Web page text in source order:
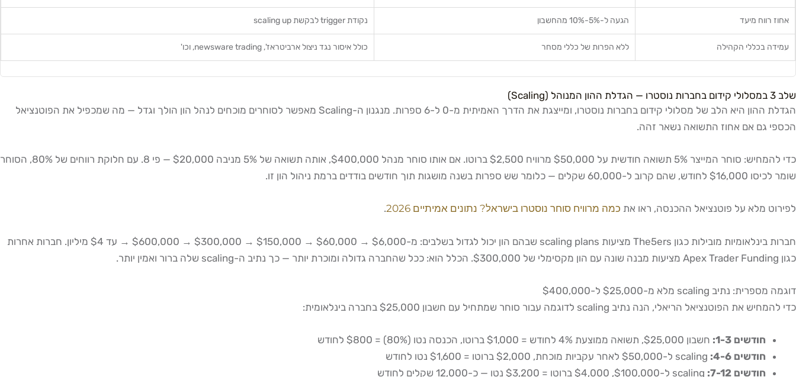
אחוז רווח מיעד הגעה ל-5%-10% מהחשבון נקודת trigger לבקשת scaling up
עמידה בכללי הקהילה ללא הפרות של כללי מסחר כולל איסור נגד ניצול ארביטראז', newsware trading, וכו'
שלב 3 במסלולי קידום בחברות נוסטרו — הגדלת ההון המנוהל (Scaling)
הגדלת ההון היא הלב של מסלולי קידום בחברות נוסטרו, ומייצגת את הדרך האמיתית מ-0 ל-6 ספרות. מנגנון ה-Scaling מאפשר לסוחרים מוכחים לנהל הון הולך וגדל — מה שמכפיל את הפוטנציאל
הכספי גם אם אחוז התשואה נשאר זהה.
כדי להמחיש: סוחר המייצר 5% תשואה חודשית על $50,000 מרוויח $2,500 ברוטו. אם אותו סוחר מנהל $400,000, אותה תשואה של 5% מניבה $20,000 — פי 8. עם חלוקת רווחים של 80%, הסוחר
שומר לכיסו $16,000 לחודש, שהם קרוב ל-60,000 שקלים — כלומר שש ספרות בשנה מושגות תוך חודשים בודדים ברמת ניהול הון זו.
לפירוט מלא על פוטנציאל ההכנסה, ראו את כמה מרוויח סוחר נוסטרו בישראל? נתונים אמיתיים 2026 .
חברות בינלאומיות מובילות כגון The5ers מציעות scaling plans שבהם הון יכול לגדול בשלבים: מ-$6,000 → $60,000 → $150,000 → $300,000 → $600,000 → עד $4 מיליון. חברות אחרות
כגון Apex Trader Funding מציעות מבנה שונה עם הון מקסימלי של $300,000. הכלל הוא: ככל שהחברה גדולה ומוכרת יותר — כך נתיב ה-scaling שלה ברור ואמין יותר.
דוגמה מספרית: נתיב scaling מלא מ-$25,000 ל-$400,000
כדי להמחיש את הפוטנציאל הריאלי, הנה נתיב scaling לדוגמה עבור סוחר שמתחיל עם חשבון $25,000 בחברה בינלאומית:
חודשים 1-3:
חשבון $25,000, תשואה ממוצעת 4% לחודש = $1,000 ברוטו, הכנסה נטו (80%) = $800 לחודש
חודשים 4-6:
חודשים 7-12: